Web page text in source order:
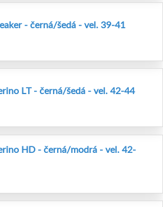
- černá/šedá - vel. 39-41
LT - černá/šedá - vel. 42-44
HD - černá/modrá - vel. 42-